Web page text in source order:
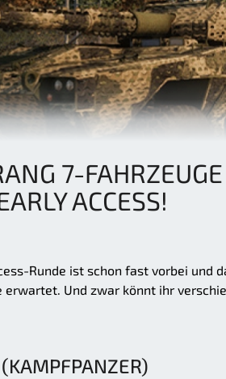
7-
ACCESS!
Runde ist schon fast vorbei und
erwartet. Und zwar könnt ihr